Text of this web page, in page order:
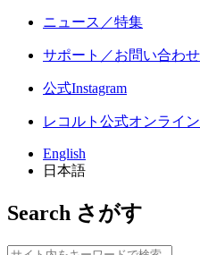
ニュース／特集
サポート／お問い合わせ
公式Instagram
レコルト公式オンライ
English
日本語
Search さがす